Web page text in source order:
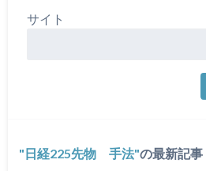
サイト
日経225先物 手法 の最新記事